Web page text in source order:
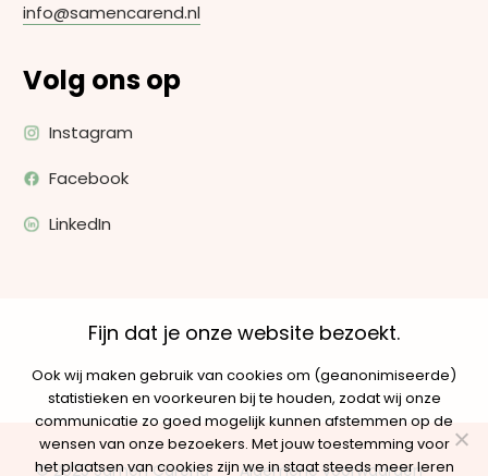
info@samencarend.nl
Volg ons op
Instagram
Facebook
LinkedIn
© 2025 Samen Carend Algemene voorwaarden
Fijn dat je onze website bezoekt.
Ook wij maken gebruik van cookies om (geanonimiseerde)
statistieken en voorkeuren bij te houden, zodat wij onze
communicatie zo goed mogelijk kunnen afstemmen op de
wensen van onze bezoekers. Met jouw toestemming voor
het plaatsen van cookies zijn we in staat steeds meer leren